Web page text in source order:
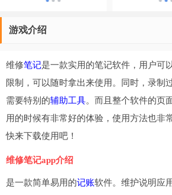
游戏介绍
维修笔记是一款实用的笔记软件，用户可
限制，可以随时拿出来使用。同时，录制
需要特别的辅助工具。而且整个软件的页
用的时候有非常好的体验，使用方法也非
快来下载使用吧！
维修笔记app介绍
是一款简单易用的记账软件。维护说明应